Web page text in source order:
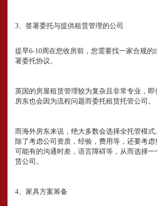
3、签署委托与提供租赁管理的公司
提早6-10周在您收房前，您需要找一家合规的
署委托协议。
英国的房屋租赁管理较为复杂且非常专业，即
房东也会因为流程问题而委托租赁托管公司。
而海外房东来说，绝大多数会选择全托管模式
除了考虑公司资质，经验，费用等，还要考虑
可能有的沟通时差，语言障碍等，从而选择一
赁公司。
4、家具方案筹备